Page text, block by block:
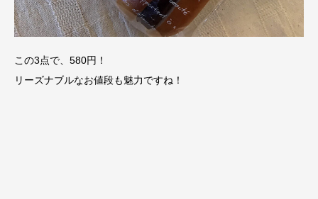
この3点で、580円！
リーズナブルなお値段も魅力ですね！